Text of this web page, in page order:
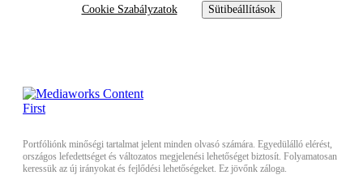
Cookie Szabályzatok Sütibeállítások
Portfóliónk minőségi tartalmat jelent minden olvasó számára. Egyedülálló elérést,
országos lefedettséget és változatos megjelenési lehetőséget biztosít. Folyamatosan
keressük az új irányokat és fejlődési lehetőségeket. Ez jövőnk záloga.